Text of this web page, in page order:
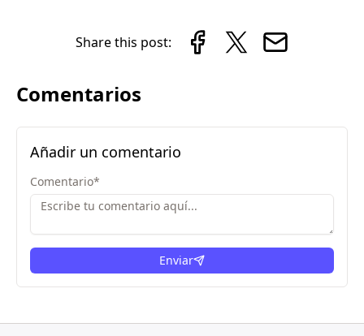
Share this post:
Comentarios
Añadir un comentario
Comentario*
Enviar